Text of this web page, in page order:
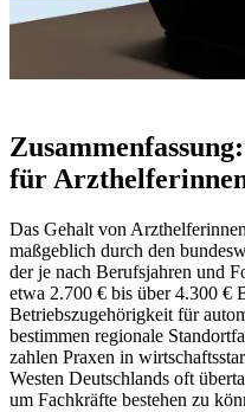
für
Das Gehalt von
maßgeblich durch den
der je nach Berufsjahren und
etwa 2.700 € bis über 4.300 €
Betriebszugehörigkeit für
bestimmen regionale
zahlen Praxen in
Westen Deutschlands oft
um Fachkräfte bestehen zu